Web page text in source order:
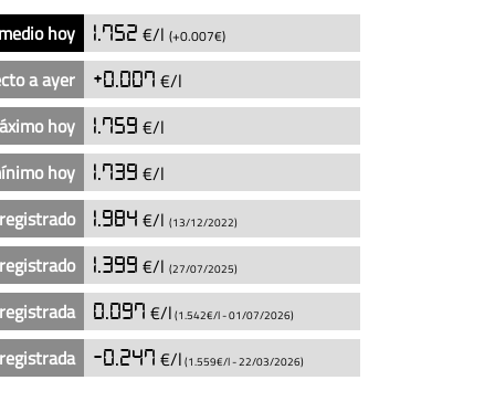
hoy 1.752 €/l (+0.007€)
a ayer +0.007 €/l
hoy
1.759 €/l
hoy
1.739 €/l
1.984 €/l (13/12/2022)
1.399 €/l (27/07/2025)
0.097 €/l (1.542€/l -01/07/2026)
-0.247 €/l (1.559€/l -22/03/2026)